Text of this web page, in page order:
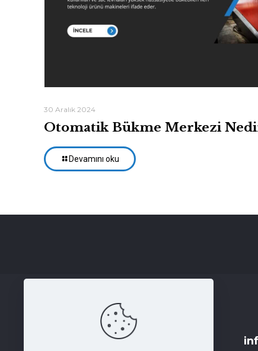
30 Aralık 2024
Otomatik Bükme Merkezi
Devamını oku